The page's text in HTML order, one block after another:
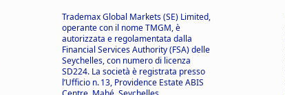
Trademax Global Markets (SE) Limited,
operante con il nome TMGM, è
autorizzata e regolamentata dalla
Financial Services Authority (FSA) delle
Seychelles, con numero di licenza
SD224. La società è registrata presso
l’Ufficio n. 13, Providence Estate ABIS